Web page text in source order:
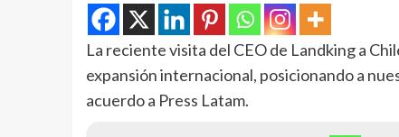
La reciente visita del CEO de Landking a
expansión internacional, posicionando a
acuerdo a Press Latam.